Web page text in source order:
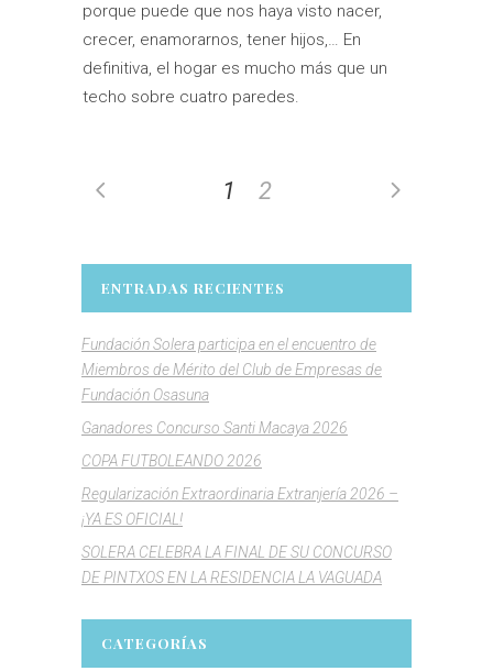
porque puede que nos haya visto nacer,
crecer, enamorarnos, tener hijos,… En
definitiva, el hogar es mucho más que un
techo sobre cuatro paredes.
1 2
ENTRADAS RECIENTES
Fundación Solera participa en el encuentro de
Miembros de Mérito del Club de Empresas de
Fundación Osasuna
Ganadores Concurso Santi Macaya 2026
COPA FUTBOLEANDO 2026
Regularización Extraordinaria Extranjería 2026 –
¡YA ES OFICIAL!
SOLERA CELEBRA LA FINAL DE SU CONCURSO
DE PINTXOS EN LA RESIDENCIA LA VAGUADA
CATEGORÍAS